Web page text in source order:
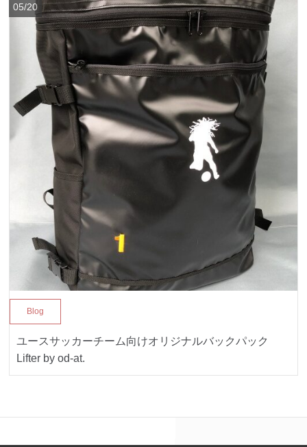
Blog
ユースサッカーチーム向けオリジナルバックパック
Lifter by od-at.
05/20